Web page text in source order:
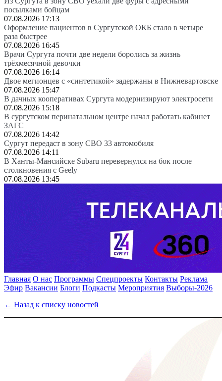
посылками бойцам
07.08.2026 17:13
Оформление пациентов в Сургутской ОКБ стало в четыре
раза быстрее
07.08.2026 16:45
Врачи Сургута почти две недели боролись за жизнь
трёхмесячной девочки
07.08.2026 16:14
Двое мегионцев с «синтетикой» задержаны в Нижневартовске
07.08.2026 15:47
В дачных кооперативах Сургута модернизируют электросети
07.08.2026 15:18
В сургутском перинатальном центре начал работать кабинет
ЗАГС
07.08.2026 14:42
Сургут передаст в зону СВО 33 автомобиля
07.08.2026 14:11
В Ханты-Мансийске Subaru перевернулся на бок после
столкновения с Geely
07.08.2026 13:45
Главная О нас Программы Спецпроекты Контакты Реклама
Эфир Вакансии Блоги Подкасты Мероприятия Выборы-2026
← Назад к списку новостей